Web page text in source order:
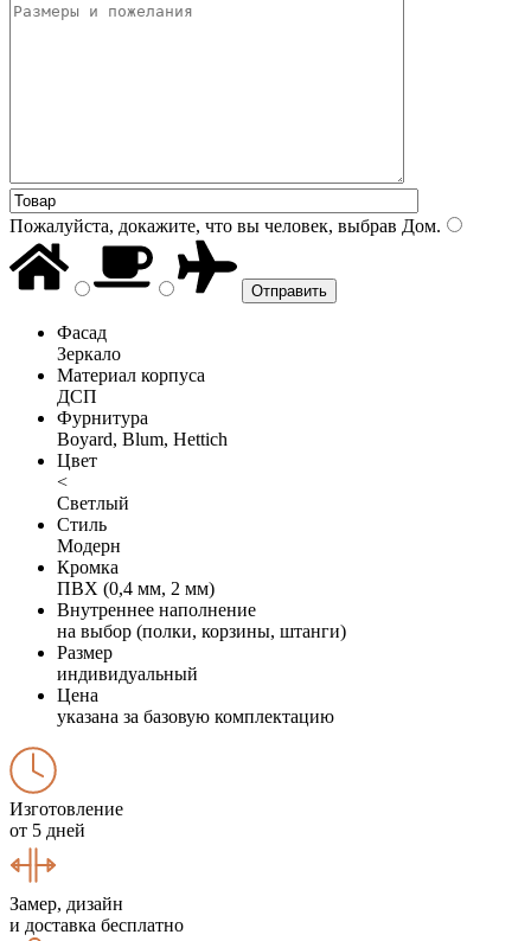
Пожалуйста, докажите, что вы человек, выбрав Дом.
Фасад
Зеркало
Материал корпуса
ДСП
Фурнитура
Boyard, Blum, Hettich
Цвет
<
Светлый
Стиль
Модерн
Кромка
ПВХ (0,4 мм, 2 мм)
Внутреннее наполнение
на выбор (полки, корзины, штанги)
Размер
индивидуальный
Цена
указана за базовую комплектацию
Изготовление
от 5 дней
Замер, дизайн
и доставка бесплатно